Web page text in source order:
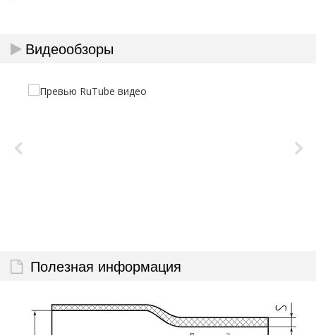
Видеообзоры
Полезная информация